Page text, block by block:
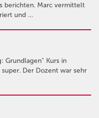
berichten. Marc vermittelt
und …
Grundlagen" Kurs in
Der Dozent war sehr